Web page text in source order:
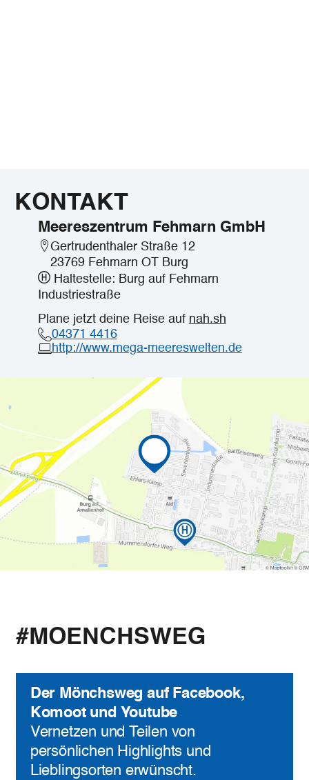
KONTAKT
Meereszentrum Fehmarn GmbH
Gertrudenthaler Straße 12
23769 Fehmarn OT Burg
Haltestelle: Burg auf Fehmarn
Industriestraße
Plane jetzt deine Reise auf nah.sh
04371 4416
http://www.mega-meereswelten.de
#MOENCHSWEG
Der Mönchsweg auf Facebook,
Komoot und Youtube
Vernetzen und Teilen von
persönlichen Highlights und
Lieblingsorten erwünscht.